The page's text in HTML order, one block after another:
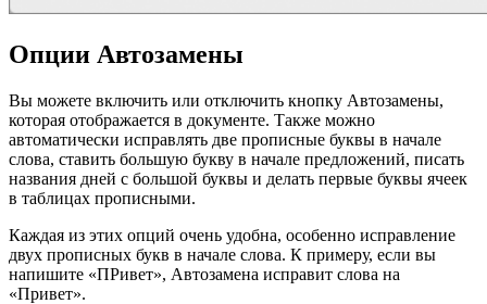
Опции Автозамены
Вы можете включить или отключить кнопку Автозамены,
которая отображается в документе. Также можно
автоматически исправлять две прописные буквы в начале
слова, ставить большую букву в начале предложений, писать
названия дней с большой буквы и делать первые буквы ячеек
в таблицах прописными.
Каждая из этих опций очень удобна, особенно исправление
двух прописных букв в начале слова. К примеру, если вы
напишите «ПРивет», Автозамена исправит слова на
«Привет».